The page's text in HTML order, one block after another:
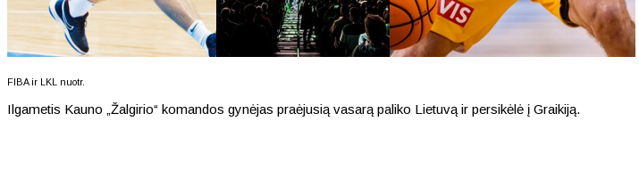
FIBA ir LKL nuotr.
Ilgametis Kauno „Žalgirio“ komandos gynėjas praėjusią vasarą paliko Lietuvą ir persikėlė į Graikiją.